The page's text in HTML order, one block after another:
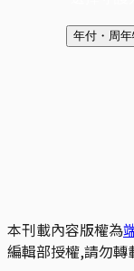
年付・周
本刊載內容版權為
編輯部授權,請勿轉